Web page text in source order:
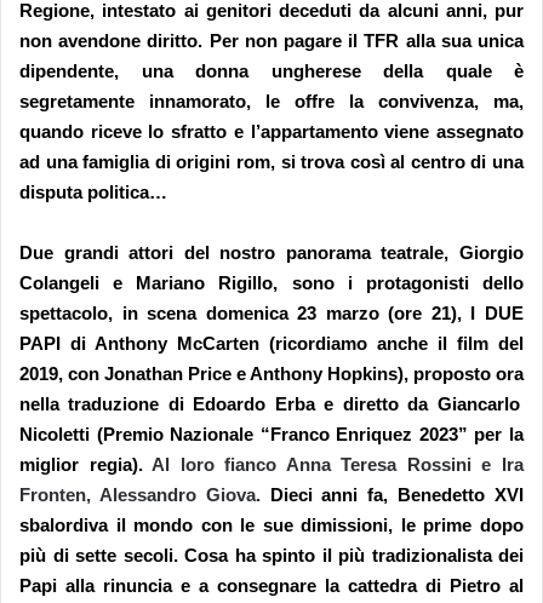
Regione, intestato ai genitori deceduti da alcuni anni, pur
non avendone diritto. Per non pagare il TFR alla sua unica
dipendente, una donna ungherese della quale è
segretamente innamorato, le offre la convivenza, ma,
quando riceve lo sfratto e l’appartamento viene assegnato
ad una famiglia di origini rom, si trova così al centro di una
disputa politica…
Due grandi attori del nostro panorama teatrale,Giorgio
Colangelie Mariano Rigillo, sono i protagonisti dello
spettacolo, in scena domenica 23 marzo(ore 21),I DUE
PAPI di Anthony McCarten (ricordiamo anche il film del
2019, con Jonathan Price e Anthony Hopkins), proposto ora
nellatraduzione diEdoardo Erbae diretto da Giancarlo
Nicoletti (Premio Nazionale “Franco Enriquez 2023” per la
miglior regia).Al loro fianco Anna Teresa Rossinie Ira
Fronten, Alessandro Giova. Dieci anni fa, Benedetto XVI
sbalordiva il mondo con le sue dimissioni, le prime dopo
più di sette secoli. Cosa ha spinto il più tradizionalista dei
Papi alla rinuncia e a consegnare la cattedra di Pietro al